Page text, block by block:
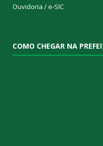
Ouvidoria /e-SIC
COMO CHEGAR NA